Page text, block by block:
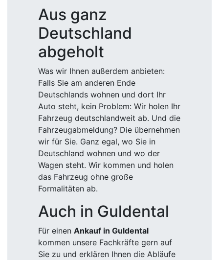
Aus ganz
Deutschland
abgeholt
Was wir Ihnen außerdem anbieten:
Falls Sie am anderen Ende
Deutschlands wohnen und dort Ihr
Auto steht, kein Problem: Wir holen Ihr
Fahrzeug deutschlandweit ab. Und die
Fahrzeugabmeldung? Die übernehmen
wir für Sie. Ganz egal, wo Sie in
Deutschland wohnen und wo der
Wagen steht. Wir kommen und holen
das Fahrzeug ohne große
Formalitäten ab.
Auch in Guldental
Für einen Ankauf in Guldental
kommen unsere Fachkräfte gern auf
Sie zu und erklären Ihnen die Abläufe